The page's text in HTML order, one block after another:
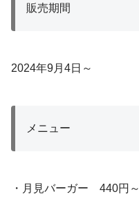
販売期間
2024年9月4日～
メニュー
・月見バーガー 440円～